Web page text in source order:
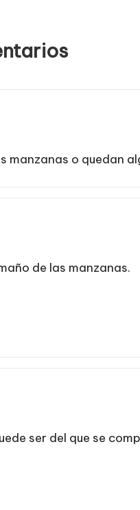
manzanas o quedan
de las manzanas.
ser del que se